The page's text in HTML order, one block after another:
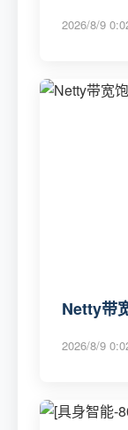
2026/8/9
Netty带
2026/8/9